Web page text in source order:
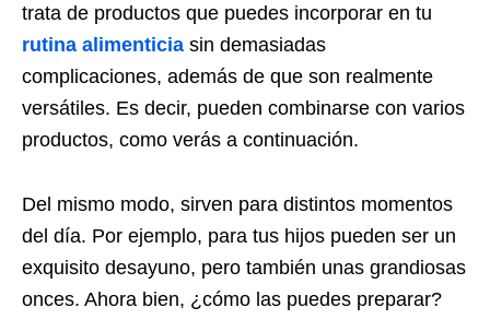
trata de productos que puedes incorporar en tu
rutina alimenticia sin demasiadas
complicaciones, además de que son realmente
versátiles. Es decir, pueden combinarse con varios
productos, como verás a continuación.
Del mismo modo, sirven para distintos momentos
del día. Por ejemplo, para tus hijos pueden ser un
exquisito desayuno, pero también unas grandiosas
onces. Ahora bien, ¿cómo las puedes preparar?